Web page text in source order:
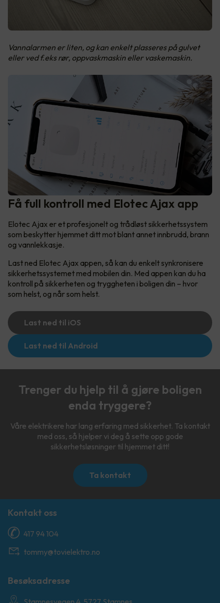
Vannalarmen er liten, og kan enkelt plasseres på gulvet
eller ved f.eks rør, oppvaskmaskin eller vaskemaskin.
Få full kontroll med Elotec Ajax app
Elotec Ajax er et profesjonelt og trådløst sikkerhetssystem
som beskytter hjemmet ditt mot blant annet innbrudd, brann
og vannlekkasje.
Last ned Elotec Ajax appen, så kan du enkelt synkronisere
sikkerhetssystemet med mobilen din. Med appen kan du ha
kontroll på sikkerheten og tryggheten i boligen din – hvor
som helst, og når som helst.
Last ned til iOS
Last ned til Android
Trenger du hjelp til å gjøre boligen
enda tryggere?
Våre elektrikere har lang erfaring med sikkerhet. Ta kontakt
med oss, så hjelper vi deg å sette opp gode
sikkerhetsløsninger til hjemmet ditt!
Ta kontakt
Kontakt oss
417 94 104
tommy@tovielektro.no
Besøksadresse